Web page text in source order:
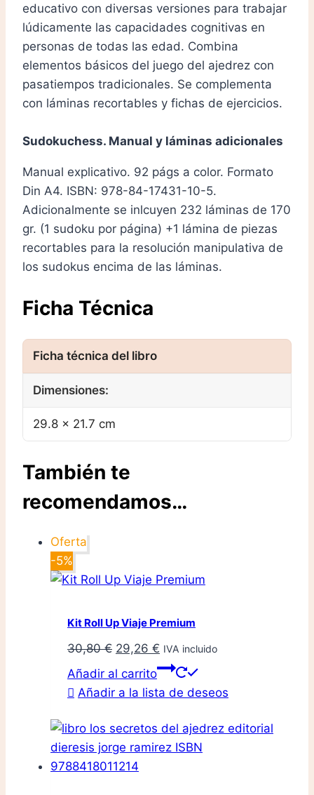
educativo con diversas versiones para trabajar
lúdicamente las capacidades cognitivas en
personas de todas las edad. Combina
elementos básicos del juego del ajedrez con
pasatiempos tradicionales. Se complementa
con láminas recortables y fichas de ejercicios.
Sudokuchess. Manual y láminas adicionales
Manual explicativo. 92 págs a color. Formato
Din A4. ISBN: 978-84-17431-10-5.
Adicionalmente se inlcuyen 232 láminas de 170
gr. (1 sudoku por página) +1 lámina de piezas
recortables para la resolución manipulativa de
los sudokus encima de las láminas.
Ficha Técnica
Dimensiones:
29.8 × 21.7 cm
También te
recomendamos…
Oferta
-5%
Kit Roll Up Viaje Premium
30,80€ El
precio
original
30,80 €.
29,26 € El
precio
actual
29,26 €.
IVA incluido
Añadir al carrito
Añadir a la lista de deseos